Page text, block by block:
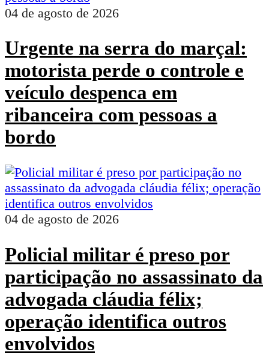
04 de agosto de 2026
Urgente na serra do marçal:
motorista perde o controle e
veículo despenca em
ribanceira com pessoas a
bordo
04 de agosto de 2026
Policial militar é preso por
participação no assassinato da
advogada cláudia félix;
operação identifica outros
envolvidos